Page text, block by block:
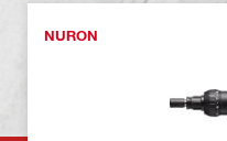
NURON